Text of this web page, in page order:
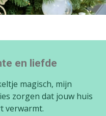
en liefde
magisch, mijn
zorgen dat jouw huis
verwarmt.